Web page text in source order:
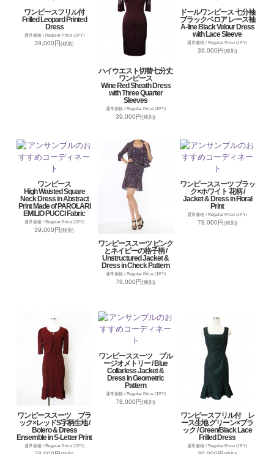
ワンピースフリル付
Frilled Leopard Printed
Dress
通常価格 / Regular Price (JPY)
39,000円(税別)
ハイウエスト切替七分丈
ワンピース
Wine Red Sheath Dress
with Three Quarter
Sleeves
通常価格 / Regular Price (JPY)
39,000円(税別)
ドールワンピース 七分袖
ブラックベロア レース袖
A-line Black Velour Dress
with Lace Sleeve
通常価格 / Regular Price (JPY)
39,000円(税別)
ワンピース
High Waisted Square
Neck Dress in Abstract
Print Made of PAROLARI
EMILIO PUCCI Fabric
通常価格 / Regular Price (JPY)
39,000円(税別)
ワンピーススーツ ピンク
とネイビーの格子柄 /
Unstructured Jacket &
Dress in Check Pattern
通常価格 / Regular Price (JPY)
78,000円(税別)
ワンピーススーツ ブラッ
ク×ホワイト 花柄 /
Jacket & Dress in Floral
Print
通常価格 / Regular Price (JPY)
78,000円 (税別)
ワンピーススーツ ブラ
ック×レッドS字柄生地 /
Bolero & Dress
Ensemble in S-Letter Print
通常価格 / Regular Price (JPY)
ワンピーススーツ ブル
ージオメトリー / Blue
Collarless Jacket &
Dress in Geometric
Pattern
通常価格 / Regular Price (JPY)
78,000円(税別)
ワンピースフリル付 レ
ース生地 グリーン×ブラ
ック / Green/Black Lace
Frilled Dress
通常価格 / Regular Price (JPY)